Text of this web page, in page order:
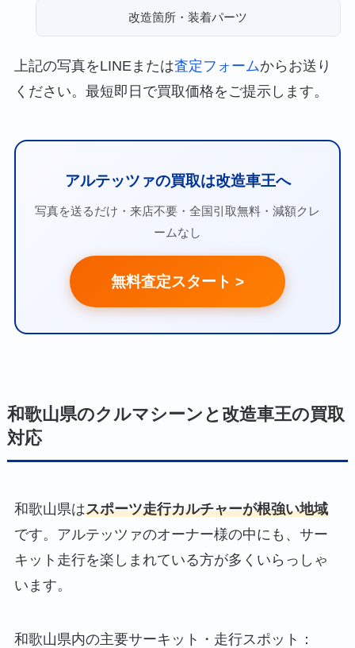
改造箇所・装着パーツ
上記の写真をLINEまたは査定フォームからお送り
ください。最短即日で買取価格をご提示します。
アルテッツァの買取は改造車王へ
写真を送るだけ・来店不要・全国引取無料・減額クレ
ームなし
無料査定スタート >
和歌山県のクルマシーンと改造車王の買取
対応
和歌山県はスポーツ走行カルチャーが根強い地域
です。アルテッツァのオーナー様の中にも、サー
キット走行を楽しまれている方が多くいらっしゃ
います。
和歌山県内の主要サーキット・走行スポット：